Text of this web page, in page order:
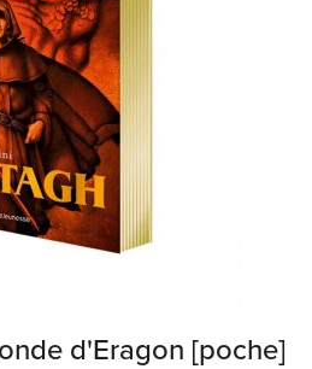
d'Eragon [poche]